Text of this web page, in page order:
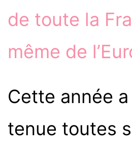
de toute la
même de
Cette année
tenue toutes